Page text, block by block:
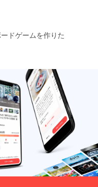
ドゲームを作りた